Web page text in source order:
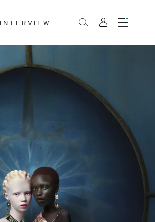
INTERVIEW Rechercher
Mon
compte
Menu